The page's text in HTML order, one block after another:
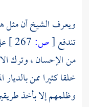
ويعرف الشيخ أن مثل
تندفع[ص:
من الإحسان ، وترك
خلقا كثيرا ممن
وظلمهم إلا بأخذ